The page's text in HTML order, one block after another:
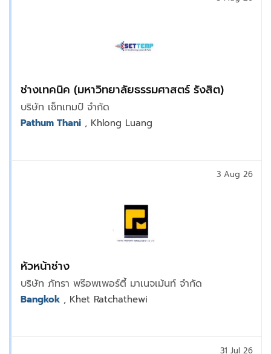
ช่างเทคนิค (มหาวิทยาลัยธรรมศาสตร์ รังสิต)
บริษัท เซ็ทเทมป์ จำกัด
Pathum Thani , Khlong Luang
หัวหน้าช่าง
บริษัท ภัทรา พร๊อพเพอร์ตี้ มาเนจเม้นท์ จำกัด
3 Aug 26
Bangkok , Khet Ratchathewi
31 Jul 26